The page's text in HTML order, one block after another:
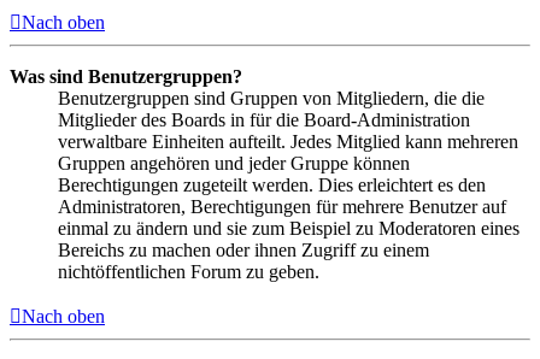
Nach oben
Was sind Benutzergruppen?
Benutzergruppen sind Gruppen von Mitgliedern, die die
Mitglieder des Boards in für die Board-Administration
verwaltbare Einheiten aufteilt. Jedes Mitglied kann mehreren
Gruppen angehören und jeder Gruppe können
Berechtigungen zugeteilt werden. Dies erleichtert es den
Administratoren, Berechtigungen für mehrere Benutzer auf
einmal zu ändern und sie zum Beispiel zu Moderatoren eines
Bereichs zu machen oder ihnen Zugriff zu einem
nichtöffentlichen Forum zu geben.
Nach oben